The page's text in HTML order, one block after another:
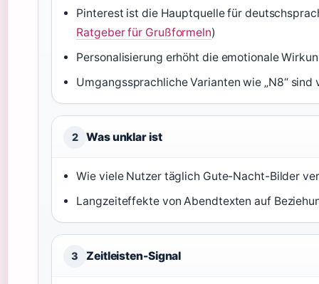
Pinterest ist die Hauptquelle für
Ratgeber für Grußformeln)
Personalisierung erhöht die emotionale
Umgangssprachliche Varianten wie „N8“ sind
2 Was unklar ist
Wie viele Nutzer täglich Gute-Nacht-Bilder
Langzeiteffekte von Abendtexten auf
3 Zeitleisten-Signal